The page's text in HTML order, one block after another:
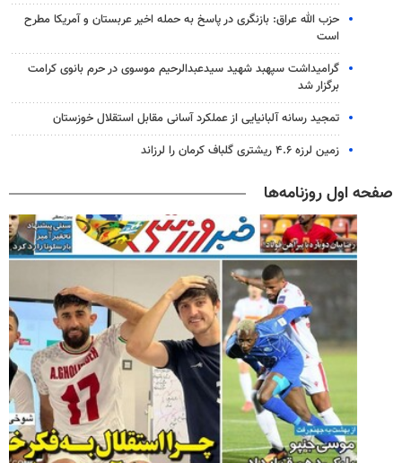
حزب الله عراق: بازنگری در پاسخ به حمله اخیر عربستان و آمریکا مطرح
است
گرامیداشت سپهبد شهید سیدعبدالرحیم موسوی در حرم بانوی کرامت
برگزار شد
تمجید رسانه آلبانیایی از عملکرد آسانی مقابل استقلال خوزستان
زمین لرزه ۴.۶ ریشتری گلباف کرمان را لرزاند
صفحه اول روزنامه‌ها